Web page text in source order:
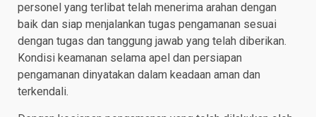
personel yang terlibat telah menerima arahan dengan
baik dan siap menjalankan tugas pengamanan sesuai
dengan tugas dan tanggung jawab yang telah diberikan.
Kondisi keamanan selama apel dan persiapan
pengamanan dinyatakan dalam keadaan aman dan
terkendali.